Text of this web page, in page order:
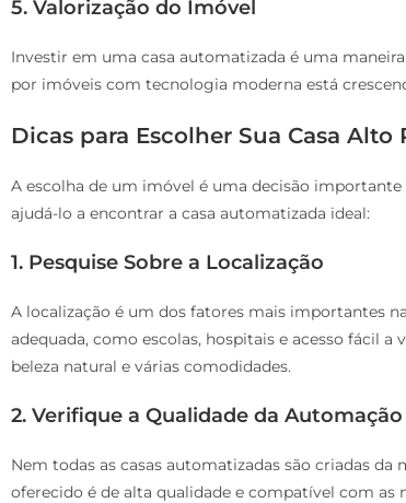
5. Valorização do Imóvel
Investir em uma casa automatizada é uma
por imóveis com tecnologia moderna está
Dicas para Escolher Sua Casa
A escolha de um imóvel é uma decisão
ajudá-lo a encontrar a casa automatizada ideal:
1. Pesquise Sobre a Localização
A localização é um dos fatores mais importantes
adequada, como escolas, hospitais e acesso fácil a
beleza natural e várias comodidades.
2. Verifique a Qualidade da Automação
Nem todas as casas automatizadas são criadas
oferecido é de alta qualidade e compatível com as